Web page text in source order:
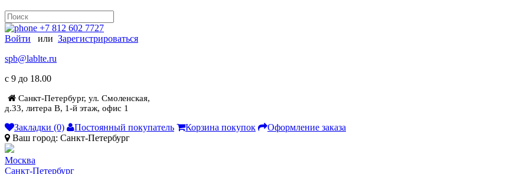
+7 812 602 7727
Войти или Зарегистрироваться
spb@lablte.ru
c 9 до 18.00
Санкт-Петербург, ул. Смоленская,
д.33, литера В, 1-й этаж, офис 1
Закладки (0) Постоянный покупатель Корзина покупок
Оформление заказа
Ваш город: Санкт-Петербург
Москва
Санкт-Петербург